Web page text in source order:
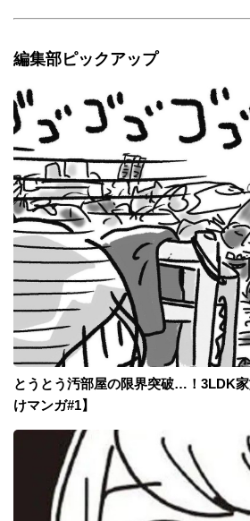
編集部ピックアップ
とうとう汚部屋の限界突破…！3LDK
けマンガ#1】